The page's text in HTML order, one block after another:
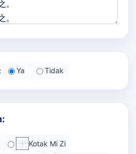
Ya Tidak
Kotak Mi Zi